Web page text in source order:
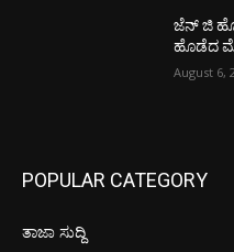
ಜೆನ್ ಜಿ
ಹೊಡೆದ
August 6,
POPULAR CATEGORY
ತಾಜಾ ಸುದ್ದಿ